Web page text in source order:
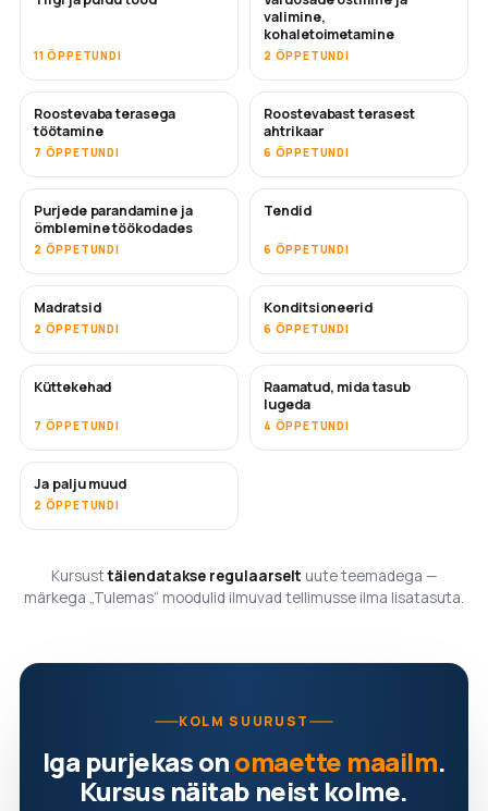
11 ÕPPETUNDI
valimine,
kohaletoimetamine
2 ÕPPETUNDI
TULEMAS
Roostevaba terasega
töötamine
7 ÕPPETUNDI
Roostevabast terasest
ahtrikaar
6 ÕPPETUNDI
TULEMAS
Purjede parandamine ja
õmblemine töökodades
2 ÕPPETUNDI
Tendid
6 ÕPPETUNDI
Madratsid
2 ÕPPETUNDI
TULEMAS
Konditsioneerid
6 ÕPPETUNDI
TULEMAS
Küttekehad
7 ÕPPETUNDI
TULEMAS
Raamatud, mida tasub
lugeda
4 ÕPPETUNDI
TULEMAS
Ja palju muud
2 ÕPPETUNDI
Kursusttäiendatakse regulaarselt uute teemadega —
märkega „Tulemas“ moodulid ilmuvad tellimusse ilma lisatasuta.
KOLM SUURUST
Iga purjekas onomaette maailm.
Kursus näitab neist kolme.